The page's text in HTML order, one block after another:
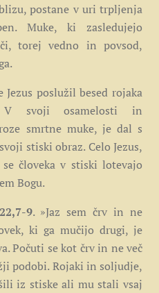
postane v uri trpljenja
Muke, ki zasledujejo
torej vedno in povsod,
poslužil besed rojaka
svoji osamelosti in
smrtne muke, je dal s
stiski obraz. Celo Jezus,
človeka v stiski lotevajo
Bogu.
22,7-9. »Jaz sem črv in ne
ki ga mučijo drugi, je
Počuti se kot črv in ne več
podobi. Rojaki in soljudje,
iz stiske ali mu stali vsaj